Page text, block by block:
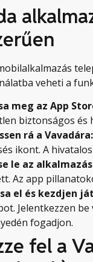
veheti a
meg az App
biztonságos és
rá a Vavadára:
ikont. A
le az
Az app
el és kezdjen
Jelentkezzen
fogadjon.
fel a